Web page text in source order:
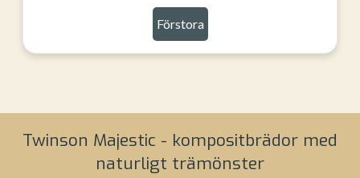
Förstora
Twinson Majestic - kompositbrädor med
naturligt trämönster